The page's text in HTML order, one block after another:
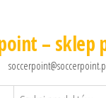
– sklep